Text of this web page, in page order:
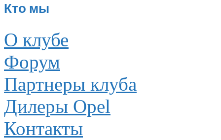
Кто мы
О клубе
Форум
Партнеры клуба
Дилеры Opel
Контакты